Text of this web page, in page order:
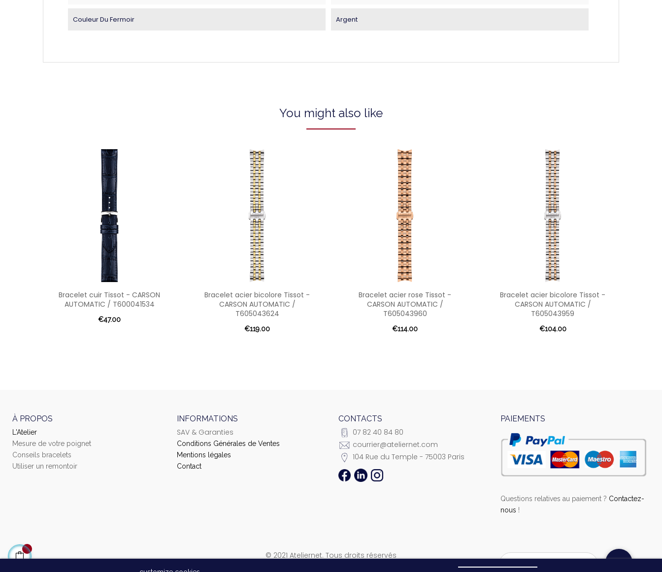
Couleur Du Fermoir Argent
You might also like
Bracelet cuir Tissot - CARSON
AUTOMATIC / T600041534
€47.00
Bracelet acier bicolore Tissot -
CARSON AUTOMATIC /
T605043624
€119.00
Bracelet acier rose Tissot -
CARSON AUTOMATIC /
T605043960
€114.00
Bracelet acier bicolore Tissot -
CARSON AUTOMATIC /
T605043959
€104.00
À PROPOS
L'Atelier
Mesure de votre poignet
Conseils bracelets
Utiliser un remontoir
INFORMATIONS
SAV & Garanties
Conditions Générales de Ventes
Mentions légales
Contact
CONTACTS
07 82 40 84 80
courrier@ateliernet.com
104 Rue du Temple - 75003 Paris
PAIEMENTS
Questions relatives au paiement ? Contactez-
nous !
© 2021 Ateliernet. Tous droits réservés